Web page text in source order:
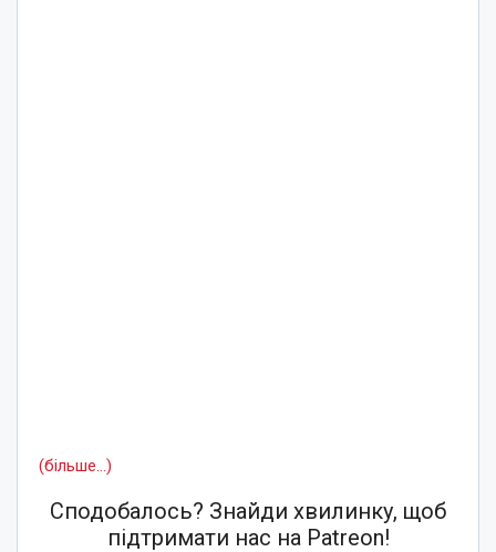
(більше…)
Сподобалось? Знайди хвилинку, щоб
підтримати нас на Patreon!